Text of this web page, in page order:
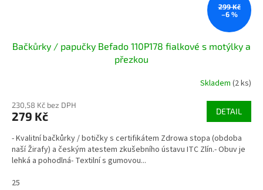
299 Kč
–6 %
Bačkůrky / papučky Befado 110P178 fialkové s motýlky a
přezkou
Skladem (2 ks)
230,58 Kč bez DPH
279 Kč DETAIL
- Kvalitní bačkůrky / botičky s certifikátem Zdrowa stopa (obdoba
naší Žirafy) a českým atestem zkušebního ústavu ITC Zlín.- Obuv je
lehká a pohodlná- Textilní s gumovou...
25